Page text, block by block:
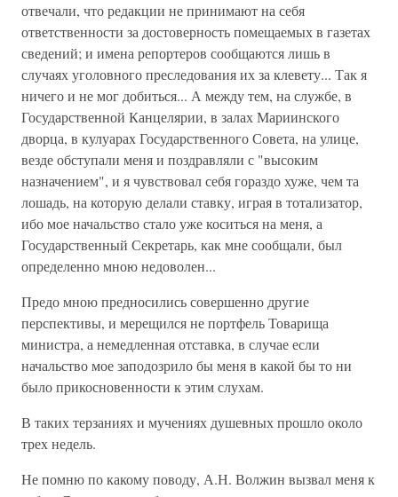
отвечали, что редакции не принимают на себя
ответственности за достоверность помещаемых в газетах
сведений; и имена репортеров сообщаются лишь в
случаях уголовного преследования их за клевету... Так я
ничего и не мог добиться... А между тем, на службе, в
Государственной Канцелярии, в залах Мариинского
дворца, в кулуарах Государственного Совета, на улице,
везде обступали меня и поздравляли с "высоким
назначением", и я чувствовал себя гораздо хуже, чем та
лошадь, на которую делали ставку, играя в тотализатор,
ибо мое начальство стало уже коситься на меня, а
Государственный Секретарь, как мне сообщали, был
определенно мною недоволен...
Предо мною предносились совершенно другие
перспективы, и мерещился не портфель Товарища
министра, а немедленная отставка, в случае если
начальство мое заподозрило бы меня в какой бы то ни
было прикосновенности к этим слухам.
В таких терзаниях и мучениях душевных прошло около
трех недель.
Не помню по какому поводу, А.Н. Волжин вызвал меня к